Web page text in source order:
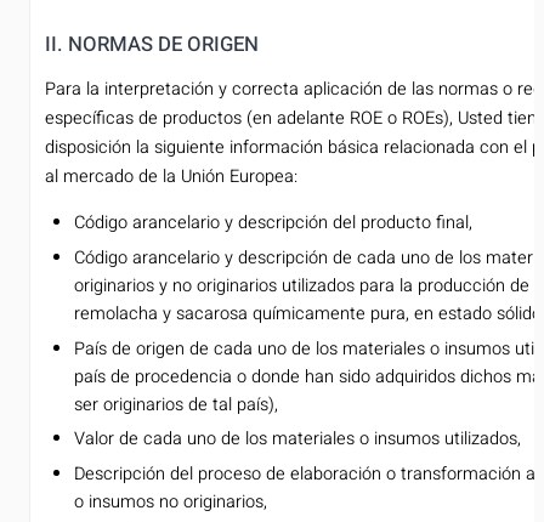
II. NORMAS DE ORIGEN
Para la interpretación y correcta aplicación de las normas o
específicas de productos (en adelante ROE o ROEs), Usted
disposición la siguiente información básica relacionada con el
al mercado de la Unión Europea:
Código arancelario y descripción del producto final,
Código arancelario y descripción de cada uno de los
originarios y no originarios utilizados para la producción de
remolacha y sacarosa químicamente pura, en estado sólido,
País de origen de cada uno de los materiales o insumos
país de procedencia o donde han sido adquiridos dichos
ser originarios de tal país),
Valor de cada uno de los materiales o insumos utilizados,
Descripción del proceso de elaboración o transformación
o insumos no originarios,